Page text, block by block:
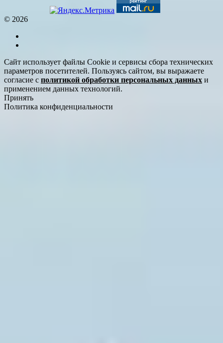
© 2026
Сайт использует файлы Cookie и сервисы сбора технических
параметров посетителей. Пользуясь сайтом, вы выражаете
согласие с политикой обработки персональных данных и
применением данных технологий.
Принять
Политика конфиденциальности